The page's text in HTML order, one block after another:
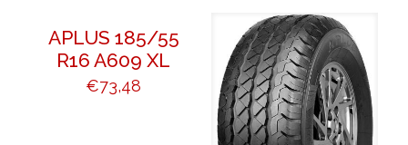
APLUS 185/55
R16 A609 XL
€73,48